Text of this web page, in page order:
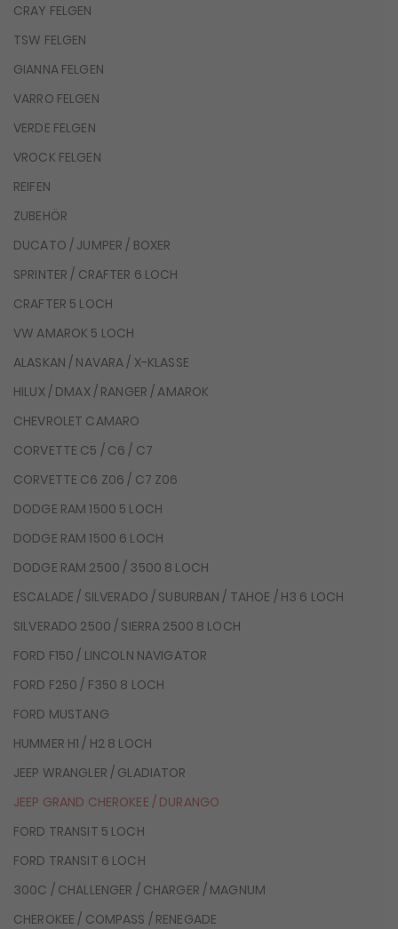
CRAY FELGEN
TSW FELGEN
GIANNA FELGEN
VARRO FELGEN
VERDE FELGEN
VROCK FELGEN
REIFEN
ZUBEHÖR
DUCATO / JUMPER / BOXER
SPRINTER / CRAFTER 6 LOCH
CRAFTER 5 LOCH
VW AMAROK 5 LOCH
ALASKAN / NAVARA / X-KLASSE
HILUX / DMAX / RANGER / AMAROK
CHEVROLET CAMARO
CORVETTE C5 / C6 / C7
CORVETTE C6 Z06 / C7 Z06
DODGE RAM 1500 5 LOCH
DODGE RAM 1500 6 LOCH
DODGE RAM 2500 / 3500 8 LOCH
ESCALADE / SILVERADO / SUBURBAN / TAHOE / H3 6 LOCH
SILVERADO 2500 / SIERRA 2500 8 LOCH
FORD F150 / LINCOLN NAVIGATOR
FORD F250 / F350 8 LOCH
FORD MUSTANG
HUMMER H1 / H2 8 LOCH
JEEP WRANGLER / GLADIATOR
JEEP GRAND CHEROKEE / DURANGO
FORD TRANSIT 5 LOCH
FORD TRANSIT 6 LOCH
300C / CHALLENGER / CHARGER / MAGNUM
CHEROKEE / COMPASS / RENEGADE